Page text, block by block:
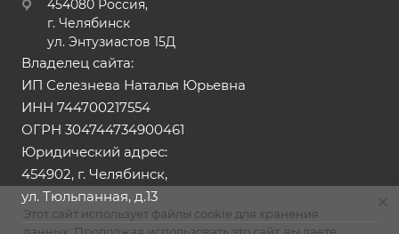
454080 Россия,
г. Челябинск
ул. Энтузиастов 15Д
Владелец сайта:
ИП Селезнева Наталья Юрьевна
ИНН 744700217554
ОГРН 304744734900461
Юридический адрес:
454902, г. Челябинск,
ул. Тюльпанная, д.13
Этот сайт использует файлы cookie для хранения